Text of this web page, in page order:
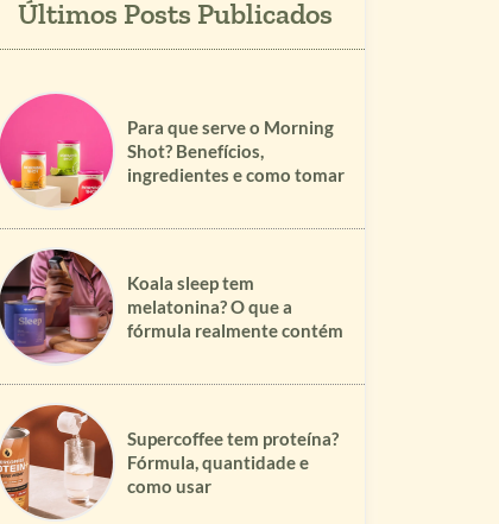
Para que serve o Morning
Shot? Benefícios,
ingredientes e como tomar
Koala sleep tem
melatonina? O que a
fórmula realmente contém
Supercoffee tem proteína?
Fórmula, quantidade e
como usar